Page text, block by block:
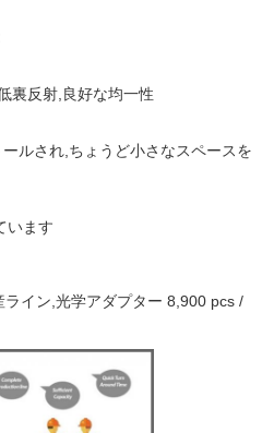
裏反射,良好な均一性
ルされ,ちょうど小さなスペースを
います
イン,光学アダプター 8,900 pcs /